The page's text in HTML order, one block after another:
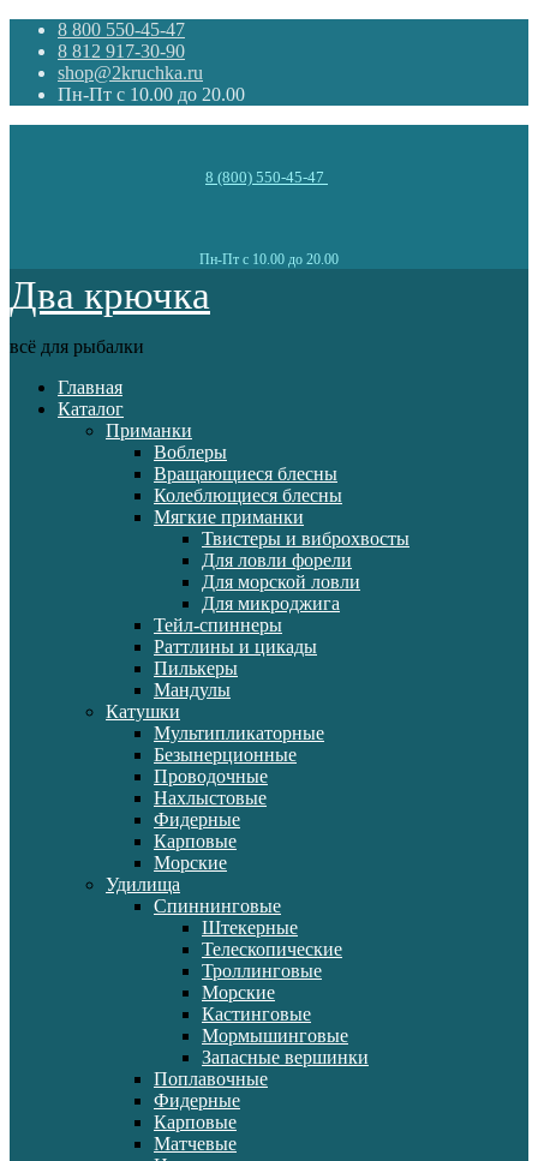
8 800 550-45-47
8 812 917-30-90
shop@2kruchka.ru
Пн-Пт с 10.00 до 20.00
8 (800) 550-45-47
Пн-Пт с 10.00 до 20.00
Два крючка
всё для рыбалки
Главная
Каталог
Приманки
Воблеры
Вращающиеся блесны
Колеблющиеся блесны
Мягкие приманки
Твистеры и виброхвосты
Для ловли форели
Для морской ловли
Для микроджига
Тейл-спиннеры
Раттлины и цикады
Пилькеры
Мандулы
Катушки
Мультипликаторные
Безынерционные
Проводочные
Нахлыстовые
Фидерные
Карповые
Морские
Удилища
Спиннинговые
Штекерные
Телескопические
Троллинговые
Морские
Кастинговые
Мормышинговые
Запасные вершинки
Поплавочные
Фидерные
Карповые
Матчевые